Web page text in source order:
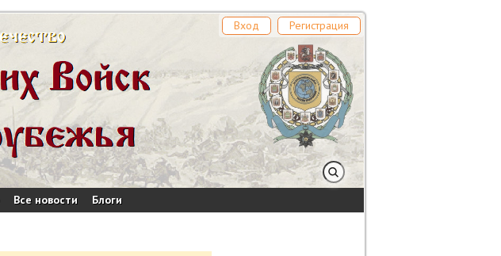
Вход Регистрация
Все новости Блоги